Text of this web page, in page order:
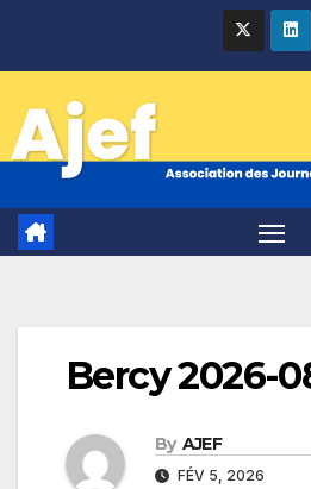
Bercy 2026-
By AJEF
FÉV 5, 2026